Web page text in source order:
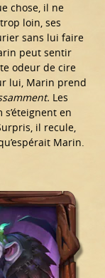
chose, il ne
loin, ses
sans lui faire
peut sentir
odeur de cire
lui, Marin prend
Les
en
il recule,
Marin.